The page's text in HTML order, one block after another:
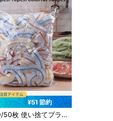
¥51 節約
捨てプラスチック食品ラップ、家庭用キッチン冷蔵庫の残り物食品フルーツ密封カバー、防臭・漏れ防止・防塵冷凍保存カバー、冷蔵庫保存カバー、キッチンアクセサリー、直径7.87インチの小皿のみ対応